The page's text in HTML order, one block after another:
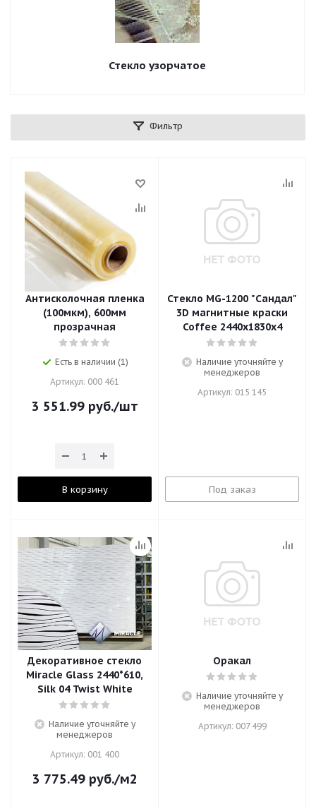
Стекло узорчатое
Фильтр
Антисколочная пленка
(100мкм), 600мм
прозрачная
Есть в наличии (1)
Артикул: 000 461
3 551.99руб./шт
В корзину
Стекло МG-1200 "Сандал"
3D магнитные краски
Coffee 2440х1830х4
Наличие уточняйте у
менеджеров
Артикул: 015 145
Под заказ
Декоративное стекло
Miracle Glass 2440*610,
Silk 04 Twist White
Наличие уточняйте у
менеджеров
Артикул: 001 400
3 775.49руб./м2
Оракал
Наличие уточняйте у
менеджеров
Артикул: 007 499